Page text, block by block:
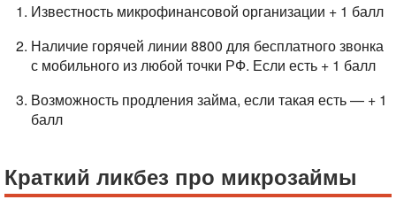
Известность микрофинансовой организации + 1 балл
Наличие горячей линии 8800 для бесплатного звонка
с мобильного из любой точки РФ. Если есть + 1 балл
Возможность продления займа, если такая есть — + 1
балл
Краткий ликбез про микрозаймы